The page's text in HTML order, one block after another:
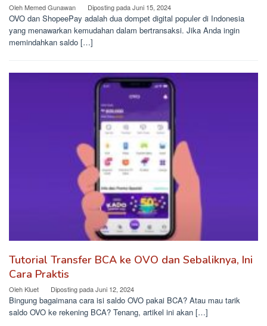
OlehMemed Gunawan Diposting padaJuni 15, 2024
OVO dan ShopeePay adalah dua dompet digital populer di Indonesia
yang menawarkan kemudahan dalam bertransaksi. Jika Anda ingin
memindahkan saldo […]
Tutorial Transfer BCA ke OVO dan Sebaliknya, Ini
Cara Praktis
Oleh Kluet Diposting padaJuni 12, 2024
Bingung bagaimana cara isi saldo OVO pakai BCA? Atau mau tarik
saldo OVO ke rekening BCA? Tenang, artikel ini akan […]